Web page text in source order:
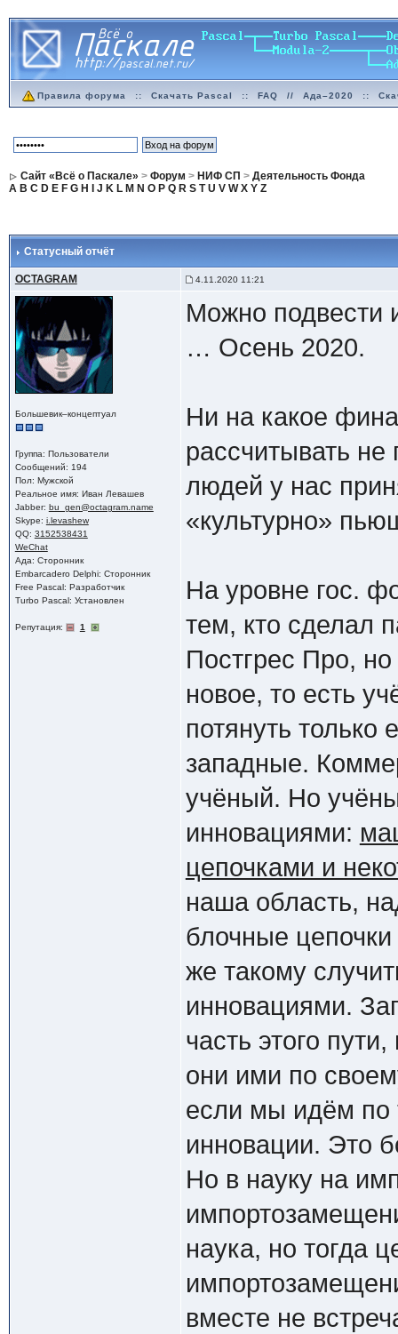
Правила форума :: Скачать Pascal :: FAQ // Ада–2020 ::
Сайт «Всё о Паскале» > Форум > НИФ СП > Деятельность Фонда
A B C D E F G H J K L M N O P Q R S T U V W X Y Z
Статусный отчёт
OCTAGRAM 4.11.2020 11:21
Большевик–концептуал
Группа: Пользователи
Сообщений: 194
Пол: Мужской
Реальное имя: Иван Левашев
Jabber: bu_gen@octagram.name
Skype: i.levashew
QQ: 3152538431
WeChat
Ада: Сторонник
Embarcadero Delphi: Сторонник
Free Pascal: Разработчик
Turbo Pascal: Установлен
Репутация: 1
Можно подвести
… Осень 2020.
Ни на какое
рассчитывать
людей у нас
«культурно»
На уровне гос.
тем, кто сделал
Постгрес Про, но
новое, то есть
потянуть только
западные.
учёный. Но
инновациями:
цепочками и
наша область,
блочные
же такому
инновациями.
часть этого
они ими по
если мы идём по
инновации. Это
Но в науку на
наука, но тогда
вместе не